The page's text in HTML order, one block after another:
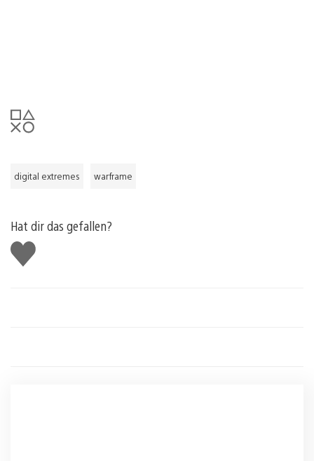
digital extremes warframe
Hat dir das gefallen?
Gefällt
mir